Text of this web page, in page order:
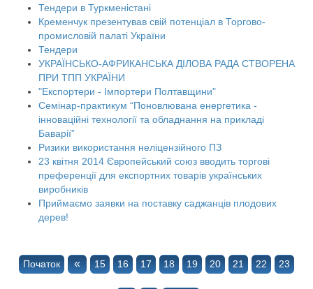
Тендери в Туркменістані
Кременчук презентував свій потенціал в Торгово-
промисловій палаті України
Тендери
УКРАЇНСЬКО-АФРИКАНСЬКА ДІЛОВА РАДА СТВОРЕНА
ПРИ ТПП УКРАЇНИ
"Експортери - Імпортери Полтавщини"
Семінар-практикум “Поновлювана енергетика -
інноваційні технології та обладнання на прикладі
Баварії”
Ризики використання неліцензійного ПЗ
23 квітня 2014 Європейський союз вводить торгові
преференції для експортних товарів українських
виробників
Приймаємо заявки на поставку саджанців плодових
дерев!
Початок « 15 16 17 18 19 20 21 22 23